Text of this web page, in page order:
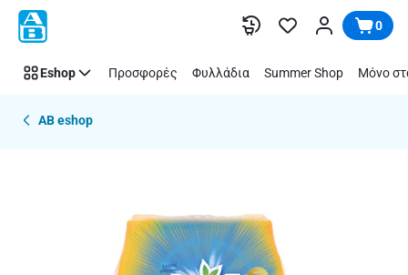
Παράλειψη 0
Eshop Προσφορές Φυλλάδια Summer Shop Μόνο
AB eshop